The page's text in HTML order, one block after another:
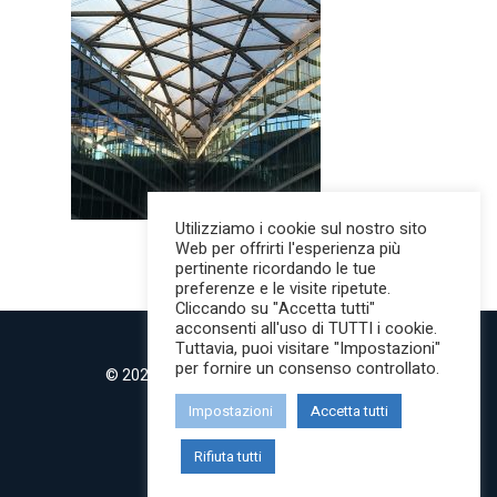
© 2022 MilanoMind | Tutti i diritti riservati.
P.IVA 09853820968
twitter instagram
Utilizziamo i cookie sul nostro sito
Web per offrirti l'esperienza più
pertinente ricordando le tue
preferenze e le visite ripetute.
Cliccando su "Accetta tutti"
acconsenti all'uso di TUTTI i cookie.
Tuttavia, puoi visitare "Impostazioni"
per fornire un consenso controllato.
Impostazioni Accetta tutti
Rifiuta tutti